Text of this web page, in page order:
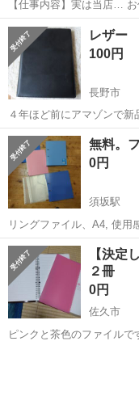
【仕事内容】実は当店…
でご挨拶 ドリンクを作っ
～におねだりしてみたり?
ださい スタッフがイチから
アルバイト・パート
レザー
100円
長野市
４年ほど前にアマゾンで
棚の奥にしまったままでし
用には問題ありません。 よろしく
トラブルを避けるた...
長野 長野市 手帳
無料。
0円
須坂駅
リングファイル、A4, 使用
坂市臥竜まで取りに来てく
はご遠慮下さい。
長野 須坂市 須坂駅
【決定
２冊
0円
佐久市
ピンクと茶色のファイルで